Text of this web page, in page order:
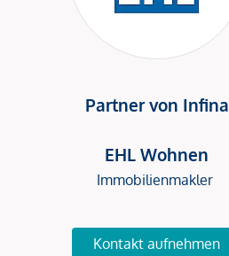
Partner von Infina
EHL Wohnen
Immobilienmakler
Kontakt aufnehmen